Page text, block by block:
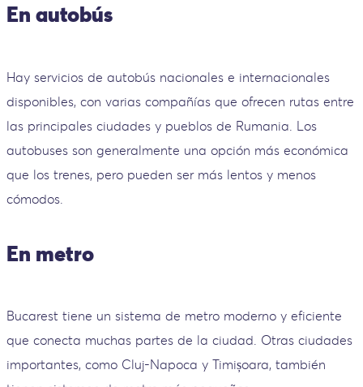
En autobús
Hay servicios de autobús nacionales e internacionales
disponibles, con varias compañías que ofrecen rutas entre
las principales ciudades y pueblos de Rumania. Los
autobuses son generalmente una opción más económica
que los trenes, pero pueden ser más lentos y menos
cómodos.
En metro
Bucarest tiene un sistema de metro moderno y eficiente
que conecta muchas partes de la ciudad. Otras ciudades
importantes, como Cluj-Napoca y Timișoara, también